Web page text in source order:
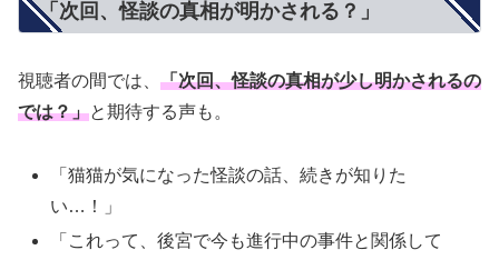
「次回、怪談の真相が明かされる？」
視聴者の間では、 「次回、怪談の真相が少し明かされるの
では？」と期待する声も。
「猫猫が気になった怪談の話、続きが知りた
い…！」
「これって、後宮で今も進行中の事件と関係して